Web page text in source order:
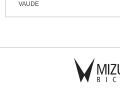
VAUDE